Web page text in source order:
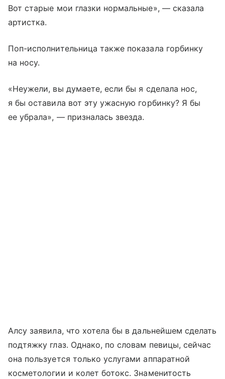
Вот старые мои глазки нормальные», — сказала
артистка.
Поп-исполнительница также показала горбинку
на носу.
«Неужели, вы думаете, если бы я сделала нос,
я бы оставила вот эту ужасную горбинку? Я бы
ее убрала», — призналась звезда.
Алсу заявила, что хотела бы в дальнейшем сделать
подтяжку глаз. Однако, по словам певицы, сейчас
она пользуется только услугами аппаратной
косметологии и колет ботокс. Знаменитость